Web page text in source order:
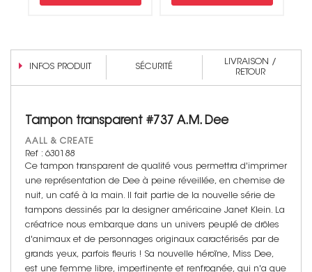
INFOS PRODUIT SÉCURITÉ
LIVRAISON /
RETOUR
Tampon transparent #737 A.M. Dee
AALL & CREATE
Ref : 630188
Ce tampon transparent de qualité vous permettra d'imprimer
une représentation de Dee à peine réveillée, en chemise de
nuit, un café à la main. Il fait partie de la nouvelle série de
tampons dessinés par la designer américaine Janet Klein. La
créatrice nous embarque dans un univers peuplé de drôles
d'animaux et de personnages originaux caractérisés par de
grands yeux, parfois fleuris ! Sa nouvelle héroïne, Miss Dee,
est une femme libre, impertinente et renfrognée, qui n'a que